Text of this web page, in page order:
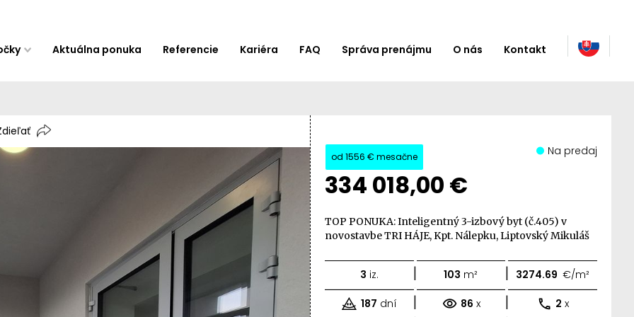
Aktuálna ponuka Referencie Kariéra FAQ Správa prenájmu O nás Kontakt
od 1556 € mesačne
334 018,00 €
Na predaj
TOP PONUKA: Inteligentný 3-izbový byt (č.405) v
novostavbe TRI HÁJE, Kpt. Nálepku, Liptovský Mikuláš
3 iz. | 103 m² | 3274.69 €/m²
187 dní | 86 x | 2 x